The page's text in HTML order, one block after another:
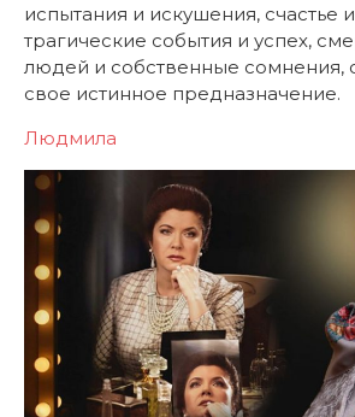
испытания и искушения, счастье
трагические события и успех,
людей и собственные сомнения,
свое истинное предназначение.
Людмила